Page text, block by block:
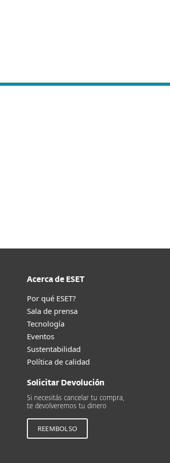
Acerca de ESET
Por qué ESET?
Sala de prensa
Tecnología
Eventos
Sustentabilidad
Política de calidad
Solicitar Devolución
Si necesitás cancelar tu compra,
te devolveremos tu dinero
REEMBOLSO